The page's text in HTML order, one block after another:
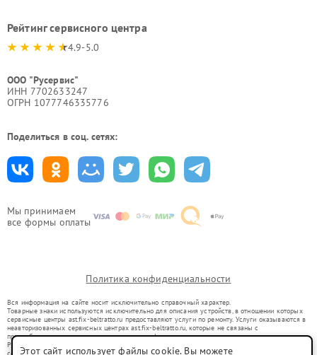
Мы принимаем
все формы оплаты
Рейтинг сервисного центра
4.9-5.0
ООО "Русервис"
ИНН 7702633247
ОГРН 1077746335776
Поделиться в соц. сетях:
Политика конфиденциальности
Вся информация на сайте носит исключительно справочный характер.
Товарные знаки используются исключительно для описания устройств, в отношении которых
сервисные центры ast.fix-beltratto.ru предоставляют услуги по ремонту. Услуги оказываются в
неавторизованных сервисных центрах ast.fix-beltratto.ru, которые не связаны с
правообладателями товарных знаков или их официальными представителями.
Ремонт осуществляется для устройств, уже введенных в гражданский оборот в соответствии
Этот сайт использует файлы cookie. Вы можете